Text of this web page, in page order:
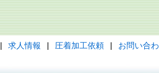
求人情報 圧着加工依頼 お問い合